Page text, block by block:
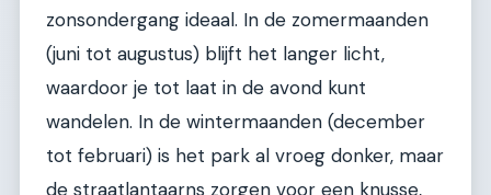
zonsondergang ideaal. In de zomermaanden
(juni tot augustus) blijft het langer licht,
waardoor je tot laat in de avond kunt
wandelen. In de wintermaanden (december
tot februari) is het park al vroeg donker, maar
de straatlantaarns zorgen voor een knusse,